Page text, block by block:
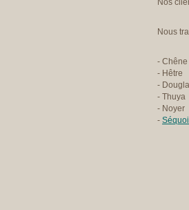
Nos
Nous
- Chêne
- Hêtre
-
- Thuya
- Noyer
-